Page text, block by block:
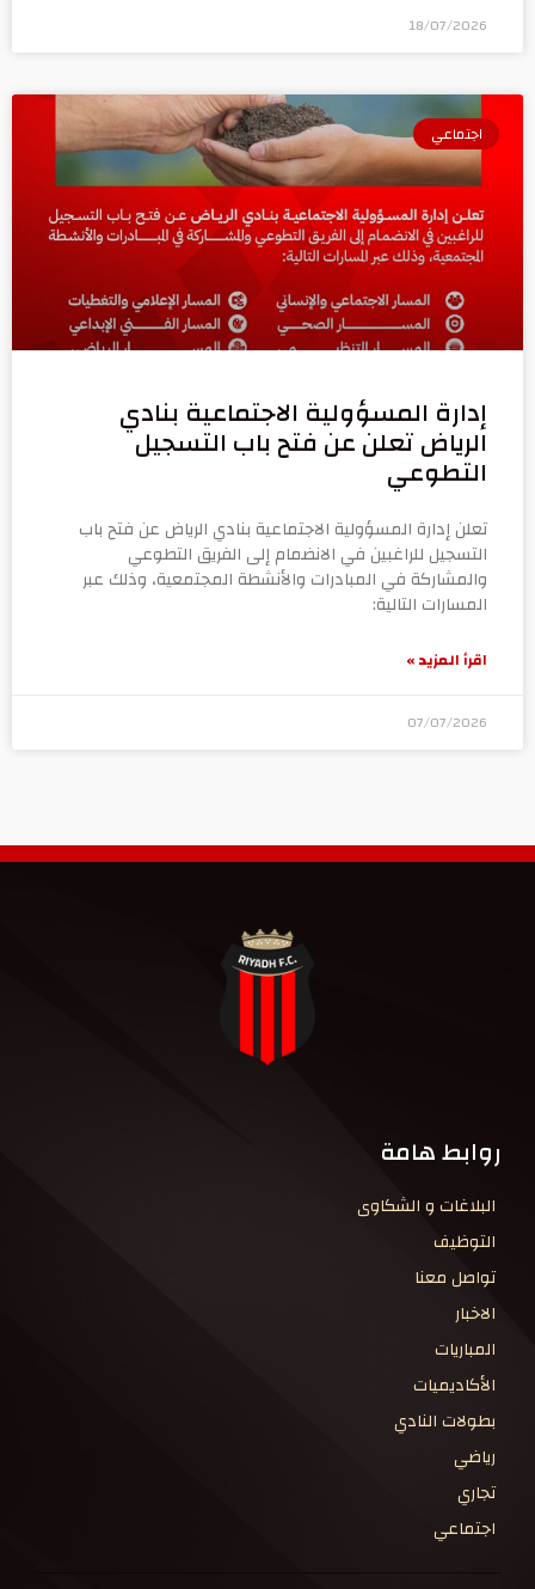
18/07/2026
اجتماعي
إدارة المسؤولية الاجتماعية بنادي
الرياض تعلن عن فتح باب التسجيل
التطوعي
تعلن إدارة المسؤولية الاجتماعية بنادي الرياض عن فتح باب
التسجيل للراغبين في الانضمام إلى الفريق التطوعي
والمشاركة في المبادرات والأنشطة المجتمعية، وذلك عبر
المسارات التالية:
اقرأ المزيد »
07/07/2026
روابط هامة
البلاغات و الشكاوى
التوظيف
تواصل معنا
الاخبار
المباريات
الأكاديميات
بطولات النادي
رياضي
تجاري
اجتماعي